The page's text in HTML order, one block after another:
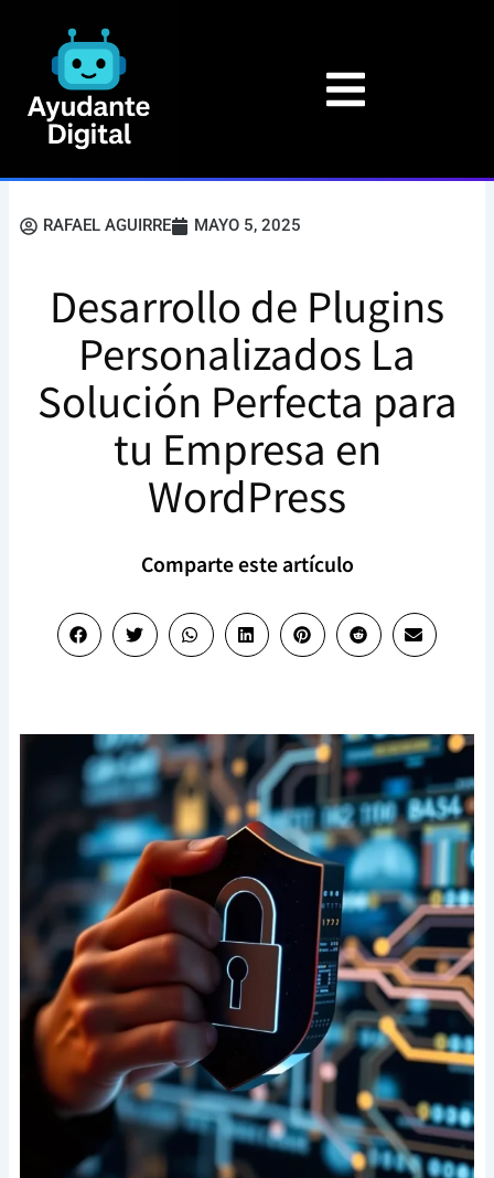
contenido
RAFAEL AGUIRRE MAYO 5, 2025
Desarrollo de Plugins
Personalizados La
Solución Perfecta para
tu Empresa en
WordPress
Comparte este artículo